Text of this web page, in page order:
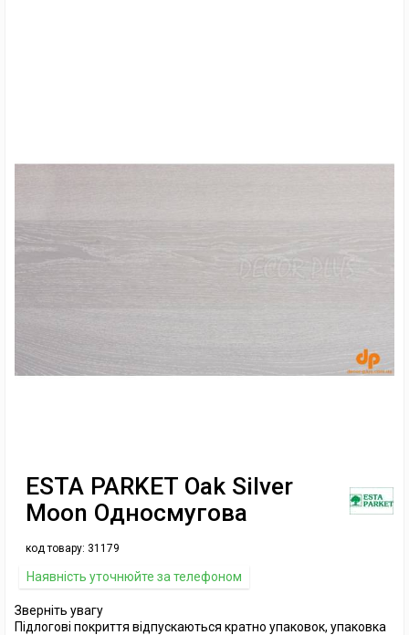
ESTA PARKET Oak Silver
Moon Односмугова
код товару: 31179
Наявність уточнюйте за телефоном
Зверніть увагу
Підлогові покриття відпускаються кратно упаковок, упаковка